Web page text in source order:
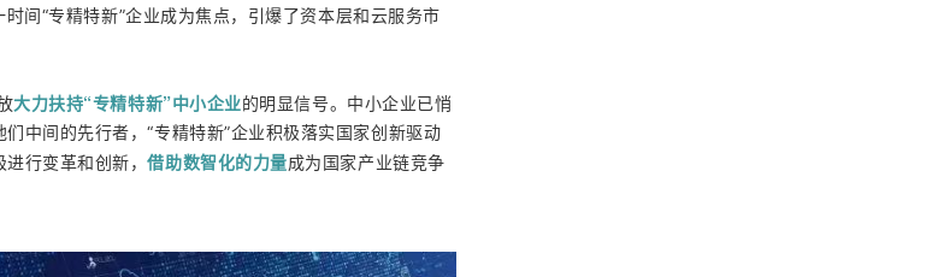
间“专精特新”企业成为焦点，引爆了资本层和云服务市
大力扶持“专精特新”中小企业的明显信号。中小企业已悄
中间的先行者，“专精特新”企业积极落实国家创新驱动
进行变革和创新，借助数智化的力量成为国家产业链竞争